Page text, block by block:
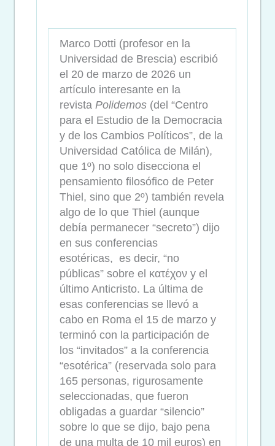
Marco Dotti (profesor en la
Universidad de Brescia) escribió
el 20 de marzo de 2026 un
artículo interesante en la
revista Polidemos (del “Centro
para el Estudio de la Democracia
y de los Cambios Políticos”, de la
Universidad Católica de Milán),
que 1º) no solo disecciona el
pensamiento filosófico de Peter
Thiel, sino que 2º) también revela
algo de lo que Thiel (aunque
debía permanecer “secreto”) dijo
en sus conferencias
esotéricas, es decir, “no
públicas” sobre el κατέχον y el
último Anticristo. La última de
esas conferencias se llevó a
cabo en Roma el 15 de marzo y
terminó con la participación de
los “invitados” a la conferencia
“esotérica” (reservada solo para
165 personas, rigurosamente
seleccionadas, que fueron
obligadas a guardar “silencio”
sobre lo que se dijo, bajo pena
de una multa de 10 mil euros) en